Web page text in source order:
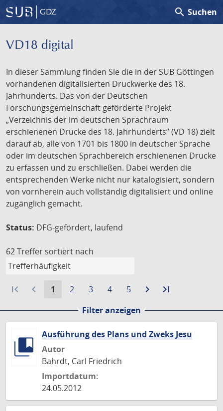
GDZ search Suchen
VD18 digital
In dieser Sammlung finden Sie die in der SUB Göttingen
vorhandenen digitalisierten Druckwerke des 18.
Jahrhunderts. Das von der Deutschen
Forschungsgemeinschaft geförderte Projekt
„Verzeichnis der im deutschen Sprachraum
erschienenen Drucke des 18. Jahrhunderts” (VD 18) zielt
darauf ab, alle von 1701 bis 1800 in deutscher Sprache
oder im deutschen Sprachbereich erschienenen Drucke
zu erfassen und zu erschließen. Dabei werden die
entsprechenden Werke nicht nur katalogisiert, sondern
von vornherein auch vollständig digitalisiert und online
zugänglich gemacht.
Status: DFG-gefördert, laufend
62 Treffer sortiert nach
first_page navigate_before
Aktuelle
1
Gehe
Seite
2
Gehe
Seite
3
Gehe
Seite
4
Gehe
Seite
5 navigate_next
Zur
Seite
last_page
Seite
Filter anzeigen
Ausführung des Plans und Zweks Jesu
Autor
Bahrdt, Carl Friedrich
Importdatum:
24.05.2012